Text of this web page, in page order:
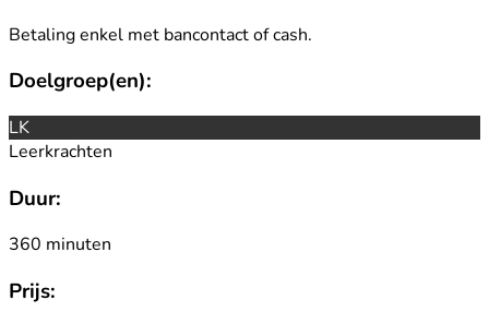
Betaling enkel met bancontact of cash.
Doelgroep(en):
LK
Leerkrachten
Duur:
360 minuten
Prijs: